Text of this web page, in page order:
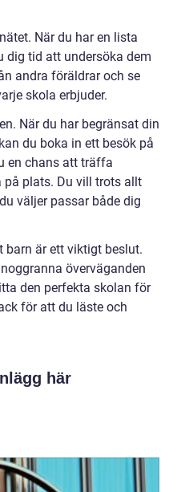
När du har en lista
dig tid att undersöka dem
andra föräldrar och se
skola erbjuder.
När du har begränsat din
du boka in ett besök på
en chans att träffa
på plats. Du vill trots allt
väljer passar både dig
är ett viktigt beslut.
överväganden
den perfekta skolan för
för att du läste och
här